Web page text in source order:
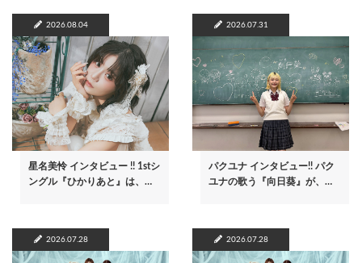
2026.08.04
星名美怜 インタビュー !! 1stシ
ングル『ひかりあと』は、…
2026.07.31
パクユナ インタビュー!! パク
ユナの歌う『向日葵』が、…
2026.07.28 2026.07.28